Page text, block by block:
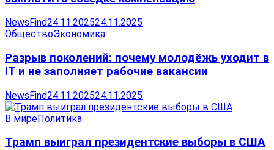
NewsFind24.11.202524.11.2025
ОбществоЭкономика
Разрыв поколений: почему молодёжь уходит в
IT и не заполняет рабочие вакансии
NewsFind24.11.202524.11.2025
В миреПолитика
Трамп выиграл президентские выборы в США